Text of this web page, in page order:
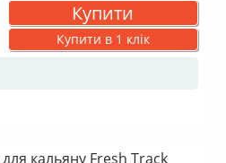
Купити
Купити в 1 клік
кальяну Fresh Track